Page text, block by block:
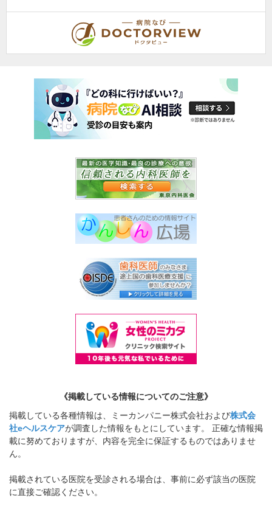
《掲載している情報についてのご注意》
掲載している各種情報は、ミーカンパニー株式会社および株式会
社eヘルスケアが調査した情報をもとにしています。 正確な情報掲
載に努めておりますが、内容を完全に保証するものではありませ
ん。
掲載されている医院を受診される場合は、事前に必ず該当の医院
に直接ご確認ください。